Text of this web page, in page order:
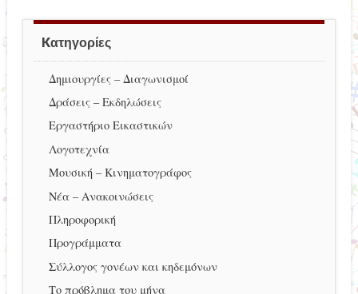
Kατηγορίες
Δημιουργίες – Διαγωνισμοί
Δράσεις – Εκδηλώσεις
Εργαστήριο Εικαστικών
Λογοτεχνία
Μουσική – Κινηματογράφος
Νέα – Ανακοινώσεις
Πληροφορική
Προγράμματα
Σύλλογος γονέων και κηδεμόνων
Το πρόβλημα του μήνα